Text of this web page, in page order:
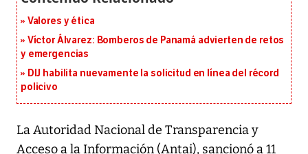
Valores y ética
Víctor Álvarez: Bomberos de Panamá advierten de retos
y emergencias
DIJ habilita nuevamente la solicitud en línea del récord
policivo
La Autoridad Nacional de Transparencia y
Acceso a la Información (Antai), sancionó a 11